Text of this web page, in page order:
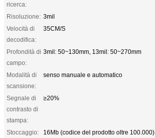
ricerca:
Risoluzione: 3mil
Velocità di
decodifica:
35CM/S
Profondità di
campo:
3mil: 50~130mm, 13mil: 50~270mm
Modalità di
scansione:
senso manuale e automatico
Segnale di
contrasto di
stampa:
≥20%
Stoccaggio:
16Mb (codice del prodotto oltre 100.000)